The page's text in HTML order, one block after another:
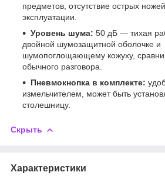
предметов, отсутствие острых
эксплуатации.
Уровень шума: 50 дБ — тихая
двойной шумозащитной оболочке и
шумопоглощающему кожуху,
обычного разговора.
Пневмокнопка в комплекте:
измельчителем, может быть
столешницу.
Скрыть
Характеристики